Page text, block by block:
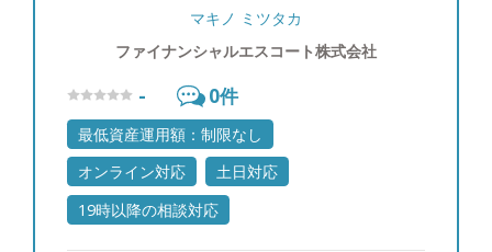
マキノ ミツタカ
ファイナンシャルエスコート株式会社
- 0件
最低資産運用額：制限なし
オンライン対応
土日対応
19時以降の相談対応